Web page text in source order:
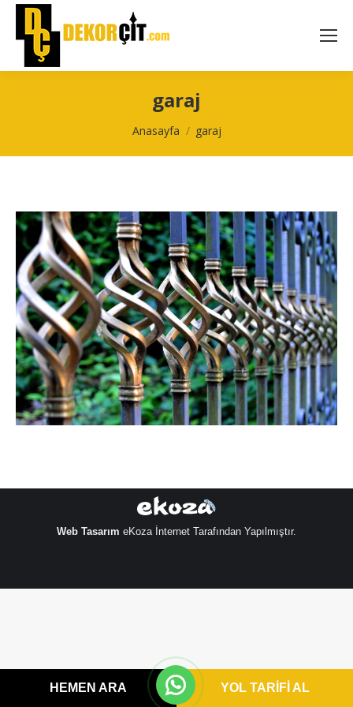
HEMEN ARA YOL TARİFİ AL
garaj
You are here:
Anasayfa garaj
Web Tasarım eKoza İnternet Tarafından Yapılmıştır.